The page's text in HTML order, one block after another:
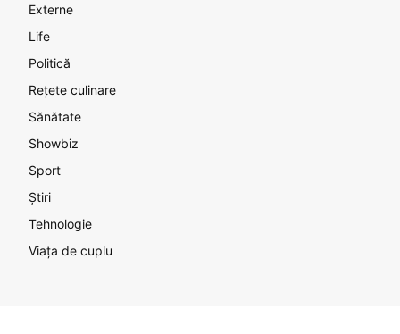
Externe
Life
Politică
Rețete culinare
Sănătate
Showbiz
Sport
Știri
Tehnologie
Viața de cuplu